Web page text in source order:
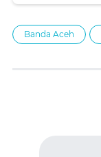
Banda Aceh